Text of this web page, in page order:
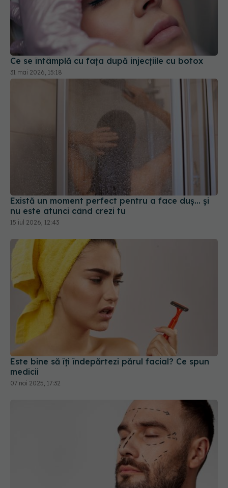
Ce se întâmplă cu fața după injecțiile cu botox
31 mai 2026, 15:18
Există un moment perfect pentru a face duș... și
nu este atunci când crezi tu
15 iul 2026, 12:43
Este bine să îți îndepărtezi părul facial? Ce spun
medicii
07 noi 2025, 17:32